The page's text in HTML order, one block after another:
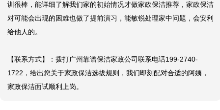
训很棒，能详细了解我们家的初始情况才做家政保洁推荐，家政保洁
对可能会出现的困难也做了提前演习，能敏锐处理家中问题，会安利
给他人的。
【联系方式】：拨打广州靠谱保洁家政公司联系电话199-2740-
1722，给出您关于家政保洁选拔规则，我们即刻配对合适的阿姨，
家政保洁面试顺利上岗。